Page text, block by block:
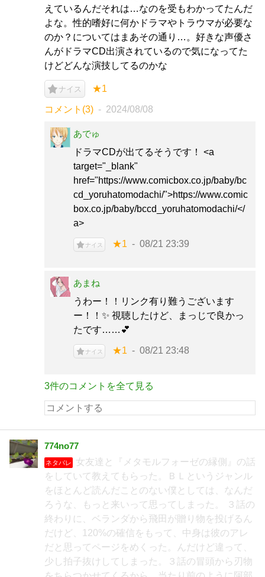
えているんだそれは…なのを受もわかってたんだ
よな。性的嗜好に何かドラマやトラウマが必要な
のか？についてはまあその通り…。好きな声優さ
んがドラマCD出演されているので気になってた
けどどんな演技してるのかな
ナイス ★1
コメント(3) 2024/08/08
あでゅ
ドラマCDが出てるそうです！ <a
target="_blank"
href="https://www.comicbox.co.jp/baby/bc
cd_yoruhatomodachi/">https://www.comic
box.co.jp/baby/bccd_yoruhatomodachi/</
a>
ナイス ★1 08/21 23:39
あまね
うわー！！リンク有り難うございます
ー！！✨ 視聴したけど、まっじで良かっ
たです……💕
ナイス ★1 08/21 23:48
3件のコメントを全て見る
774no77
ネタバレ
女友達と『メタモルフォーゼの縁側』の話
をしていて教えてもらった。ＢＬというジャンル
をほとんど読んだことのない僕としては、なんだ
ろうな、もっと来いって思ってしまった。 ３話の
終わりに、ベランダから飛田が贈り物を投げるん
だけど、120%の確信をもって、中身は彼のアレ
だと思ってページをめくった。んだけど違って、
少し拍子抜けしてしまった。３話の冒頭から刃物